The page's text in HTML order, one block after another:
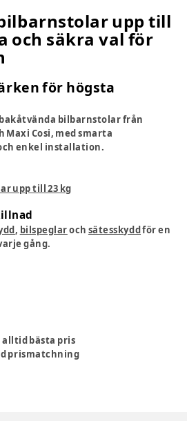
upp till
och säkra val för
för högsta
bilbarnstolar från
Maxi Cosi, med smarta
enkel installation.
upp till 23 kg
, bilspeglaroch sätesskyddför en
gång.
alltid bästa pris
prismatchning